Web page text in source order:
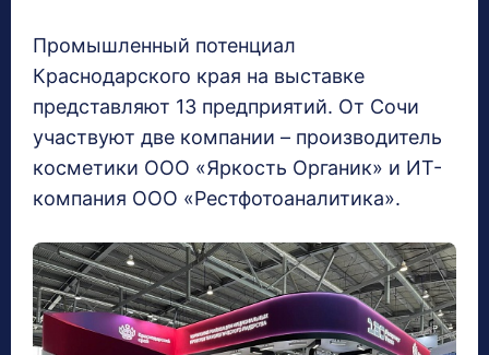
Промышленный потенциал
Краснодарского края на выставке
представляют 13 предприятий. От Сочи
участвуют две компании – производитель
косметики ООО «Яркость Органик» и ИТ-
компания ООО «Рестфотоаналитика».